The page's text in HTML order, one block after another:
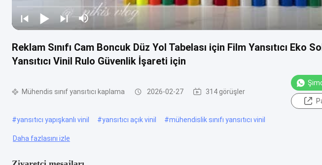
Reklam Sınıfı Cam Boncuk Düz Yol Tabelası için Film Yansıtıcı Eko
Yansıtıcı Vinil Rulo Güvenlik İşareti için
Mühendis sınıf yansıtıcı kaplama 2026-02-27 314 görüşler
#yansıtıcı yapışkanlı vinil #yansıtıcı açık vinil #mühendislik sınıfı yansıtıcı vinil
Daha fazlasını izle